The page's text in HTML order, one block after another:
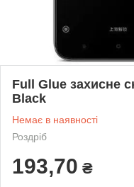
Full Glue захисне
Black
Немає в наявності
Роздріб
193,70 ₴